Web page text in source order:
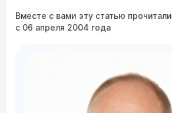
Вместе с вами эту статью прочитали
с 06 апреля 2004 года